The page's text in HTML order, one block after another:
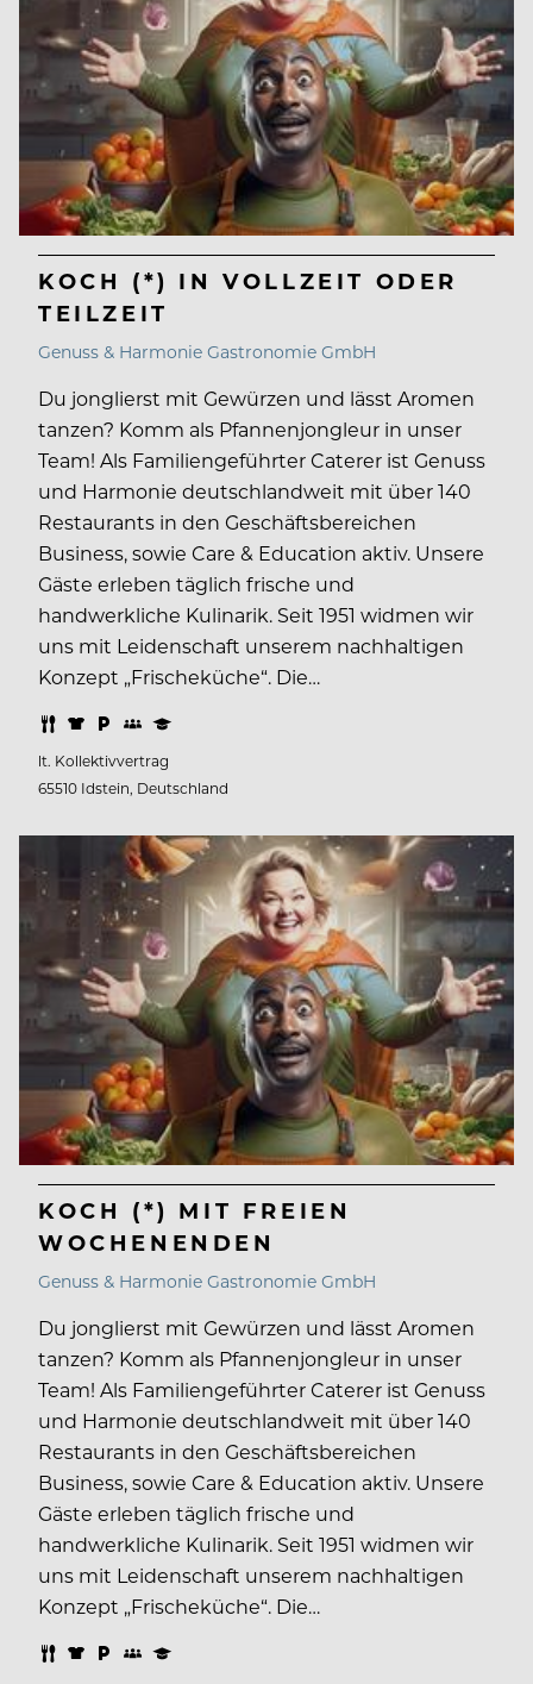
KOCH (*) IN VOLLZEIT ODER
TEILZEIT
Genuss & Harmonie Gastronomie GmbH
Du jonglierst mit Gewürzen und lässt Aromen
tanzen? Komm als Pfannenjongleur in unser
Team! Als Familiengeführter Caterer ist Genuss
und Harmonie deutschlandweit mit über 140
Restaurants in den Geschäftsbereichen
Business, sowie Care & Education aktiv. Unsere
Gäste erleben täglich frische und
handwerkliche Kulinarik. Seit 1951 widmen wir
uns mit Leidenschaft unserem nachhaltigen
Konzept „Frischeküche“. Die…
lt. Kollektivvertrag
65510 Idstein, Deutschland
KOCH (*) MIT FREIEN
WOCHENENDEN
Genuss & Harmonie Gastronomie GmbH
Du jonglierst mit Gewürzen und lässt Aromen
tanzen? Komm als Pfannenjongleur in unser
Team! Als Familiengeführter Caterer ist Genuss
und Harmonie deutschlandweit mit über 140
Restaurants in den Geschäftsbereichen
Business, sowie Care & Education aktiv. Unsere
Gäste erleben täglich frische und
handwerkliche Kulinarik. Seit 1951 widmen wir
uns mit Leidenschaft unserem nachhaltigen
Konzept „Frischeküche“. Die…